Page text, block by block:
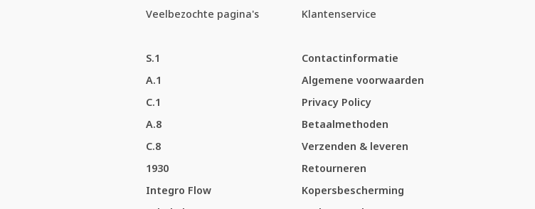
Veelbezochte pagina's
S.1
A.1
C.1
A.8
C.8
1930
Integro Flow
Klantenservice
Contactinformatie
Algemene voorwaarden
Privacy Policy
Betaalmethoden
Verzenden & leveren
Retourneren
Kopersbescherming